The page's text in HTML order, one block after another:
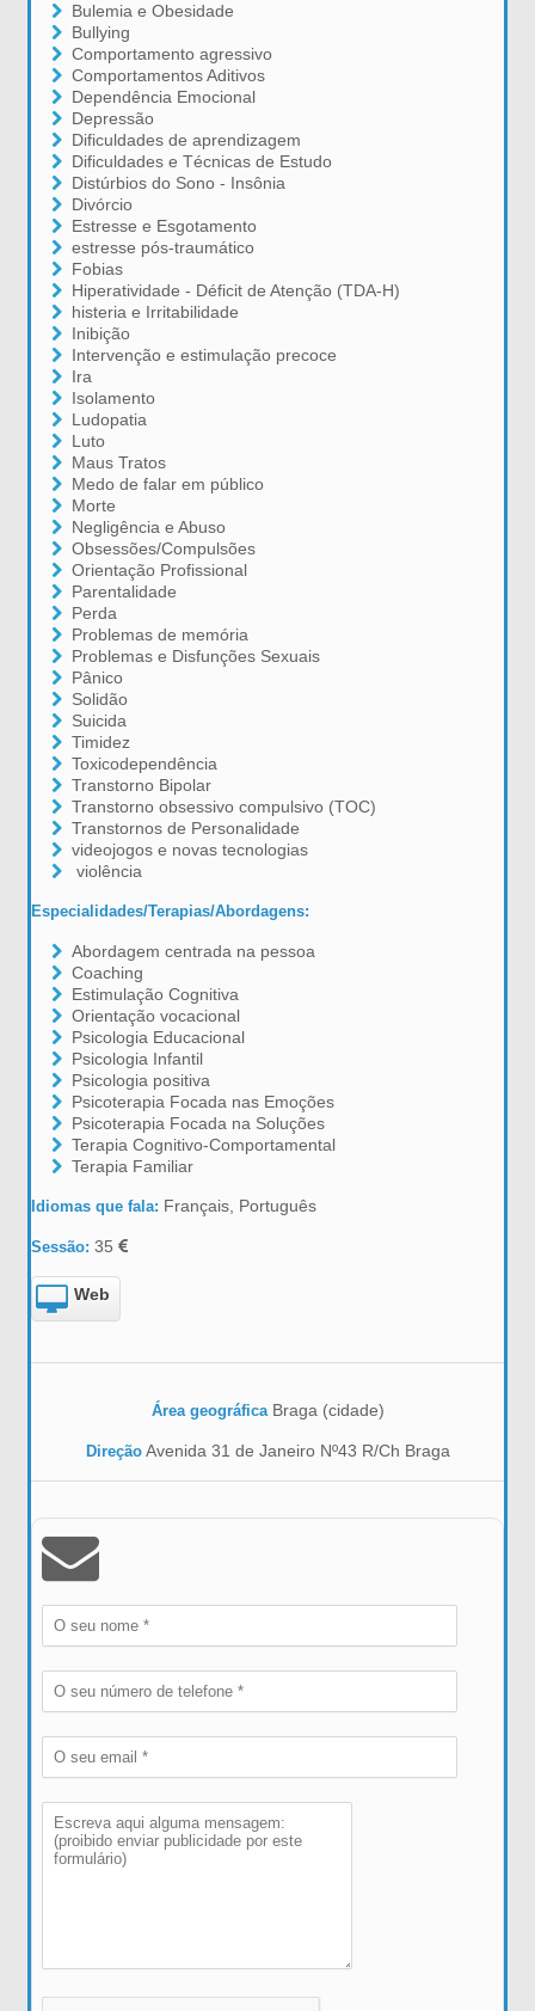
Bulemia e Obesidade
Bullying
Comportamento agressivo
Comportamentos Aditivos
Dependência Emocional
Depressão
Dificuldades de aprendizagem
Dificuldades e Técnicas de Estudo
Distúrbios do Sono - Insônia
Divórcio
Estresse e Esgotamento
estresse pós-traumático
Fobias
Hiperatividade - Déficit de Atenção (TDA-H)
histeria e Irritabilidade
Inibição
Intervenção e estimulação precoce
Ira
Isolamento
Ludopatia
Luto
Maus Tratos
Medo de falar em público
Morte
Negligência e Abuso
Obsessões/Compulsões
Orientação Profissional
Parentalidade
Perda
Problemas de memória
Problemas e Disfunções Sexuais
Pânico
Solidão
Suicida
Timidez
Toxicodependência
Transtorno Bipolar
Transtorno obsessivo compulsivo (TOC)
Transtornos de Personalidade
videojogos e novas tecnologias
violência
Especialidades/Terapias/Abordagens:
Abordagem centrada na pessoa
Coaching
Estimulação Cognitiva
Orientação vocacional
Psicologia Educacional
Psicologia Infantil
Psicologia positiva
Psicoterapia Focada nas Emoções
Psicoterapia Focada na Soluções
Terapia Cognitivo-Comportamental
Terapia Familiar
Idiomas que fala: Français, Português
Sessão:35
Web
Área geográfica Braga (cidade)
DireçãoAvenida 31 de Janeiro Nº43 R/Ch Braga